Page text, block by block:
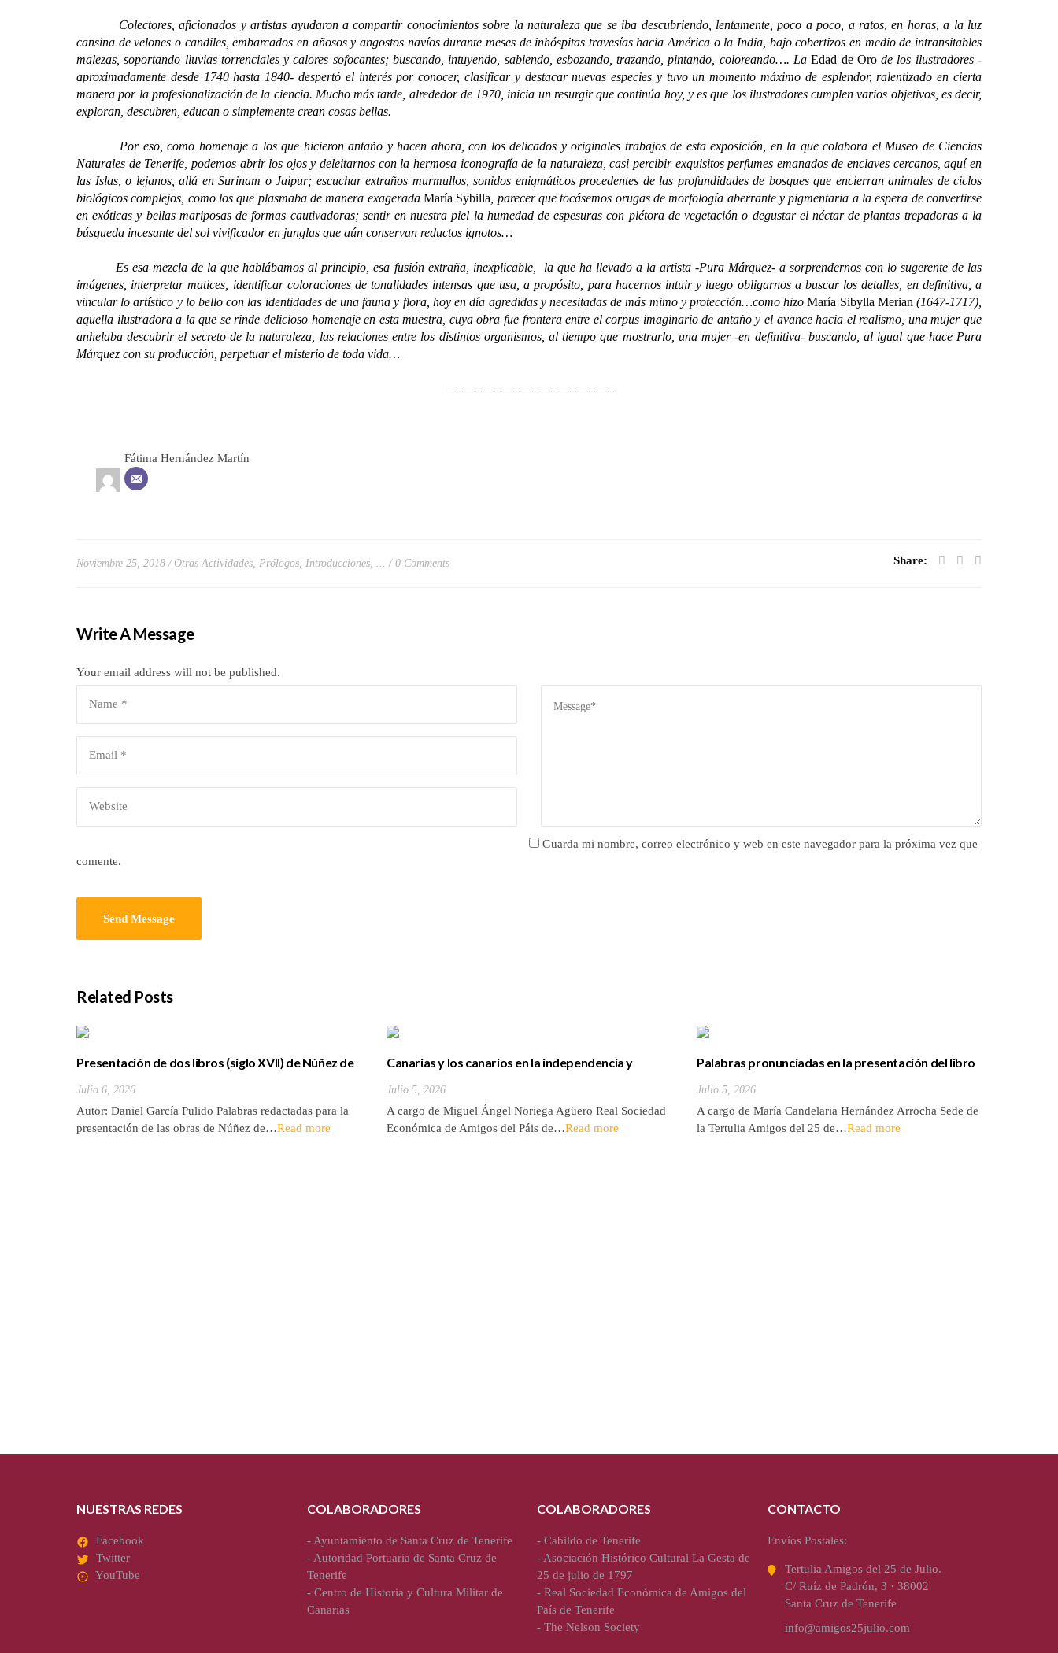
Colectores, aficionados y artistas ayudaron a compartir conocimientos sobre la naturaleza que se iba descubriendo, lentamente, poco a poco, a ratos, en horas, a la luz
cansina de velones o candiles, embarcados en añosos y angostos navíos durante meses de inhóspitas travesías hacia América o la India, bajo cobertizos en medio de intransitables
malezas, soportando lluvias torrenciales y calores sofocantes; buscando, intuyendo, sabiendo, esbozando, trazando, pintando, coloreando…. LaEdad de Orode los ilustradores -
aproximadamente desde 1740 hasta 1840- despertó el interés por conocer, clasificar y destacar nuevas especies y tuvo un momento máximo de esplendor, ralentizado en cierta
manera por la profesionalización de la ciencia. Mucho más tarde, alrededor de 1970, inicia un resurgir que continúa hoy, y es que los ilustradores cumplen varios objetivos, es decir,
exploran, descubren, educan o simplemente crean cosas bellas.
Por eso, como homenaje a los que hicieron antaño y hacen ahora, con los delicados y originales trabajos de esta exposición, en la que colabora el Museo de Ciencias
Naturales de Tenerife, podemos abrir los ojos y deleitarnos con la hermosa iconografía de la naturaleza, casi percibir exquisitos perfumes emanados de enclaves cercanos, aquí en
las Islas, o lejanos, allá en Surinam o Jaipur; escuchar extraños murmullos, sonidos enigmáticos procedentes de las profundidades de bosques que encierran animales de ciclos
biológicos complejos, como los que plasmaba de manera exagerada María Sybilla , parecer que tocásemos orugas de morfología aberrante y pigmentaria a la espera de convertirse
en exóticas y bellas mariposas de formas cautivadoras; sentir en nuestra piel la humedad de espesuras con plétora de vegetación o degustar el néctar de plantas trepadoras a la
búsqueda incesante del sol vivificador en junglas que aún conservan reductos ignotos…
Es esa mezcla de la que hablábamos al principio, esa fusión extraña, inexplicable, la que ha llevado a la artista -Pura Márquez- a sorprendernos con lo sugerente de las
imágenes, interpretar matices, identificar coloraciones de tonalidades intensas que usa, a propósito, para hacernos intuir y luego obligarnos a buscar los detalles, en definitiva, a
vincular lo artístico y lo bello con las identidades de una fauna y flora, hoy en día agredidas y necesitadas de más mimo y protección…como hizoMaría Sibylla Merian (1647-1717),
aquella ilustradora a la que se rinde delicioso homenaje en esta muestra, cuya obra fue frontera entre el corpus imaginario de antaño y el avance hacia el realismo, una mujer que
anhelaba descubrir el secreto de la naturaleza, las relaciones entre los distintos organismos, al tiempo que mostrarlo, una mujer -en definitiva- buscando, al igual que hace Pura
Márquez con su producción, perpetuar el misterio de toda vida…
– – – – – – – – – – – – – – – – – –
Fátima Hernández Martín
Noviembre 25, 2018 Otras Actividades Prólogos, Introducciones, ... 0 Comments Share:
Write A Message
Your email address will not be published.
Guarda mi nombre, correo electrónico y web en este navegador para la próxima vez que
comente.
Related Posts
Presentación de dos libros (siglo XVII) de Núñez de
Islas Canarias
Julio 6, 2026
Autor: Daniel García Pulido Palabras redactadas para la
presentación de las obras de Núñez de…Read more
Canarias y los canarios en la independencia y
Julio 5, 2026
A cargo de Miguel Ángel Noriega Agüero Real Sociedad
Económica de Amigos del Páis de…Read more
Palabras pronunciadas en la presentación del libro
de un tinerfeño entre los Últimos de Filipinas»…»
Julio 5, 2026
A cargo de María Candelaria Hernández Arrocha Sede de
la Tertulia Amigos del 25 de…Read more
NUESTRAS REDES
Facebook
Twitter
YouTube
COLABORADORES
-Ayuntamiento de Santa Cruz de Tenerife
-Autoridad Portuaria de Santa Cruz de
Tenerife
- Centro de Historia y Cultura Militar de
Canarias
COLABORADORES
- Cabildo de Tenerife
-Asociación Histórico Cultural La Gesta de
25 de julio de 1797
- Real Sociedad Económica de Amigos del
País de Tenerife
- The Nelson Society
CONTACTO
Envíos Postales:
Tertulia Amigos del 25 de Julio.
C/ Ruíz de Padrón, 3 · 38002
Santa Cruz de Tenerife
info@amigos25julio.com